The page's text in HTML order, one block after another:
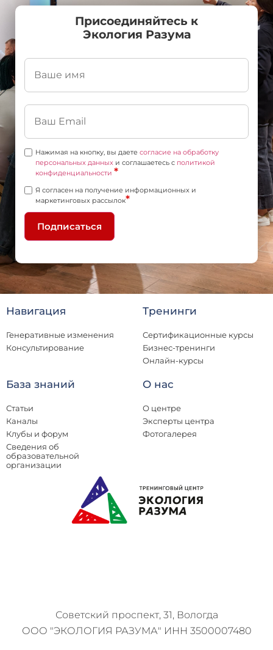
Присоединяйтесь к
Экология Разума
Нажимая на кнопку, вы даете согласие на обработку
персональных данных и соглашаетесь c политикой
конфиденциальности *
Я согласен на получение информационных и
маркетинговых рассылок*
Подписаться
Навигация
Генеративные изменения
Консультирование
Тренинги
Сертификационные курсы
Бизнес-тренинги
Онлайн-курсы
База знаний
Статьи
Каналы
Клубы и форум
Сведения об
образовательной
организации
О нас
О центре
Эксперты центра
Фотогалерея
Советский проспект, 31, Вологда
ООО "ЭКОЛОГИЯ РАЗУМА" ИНН 3500007480